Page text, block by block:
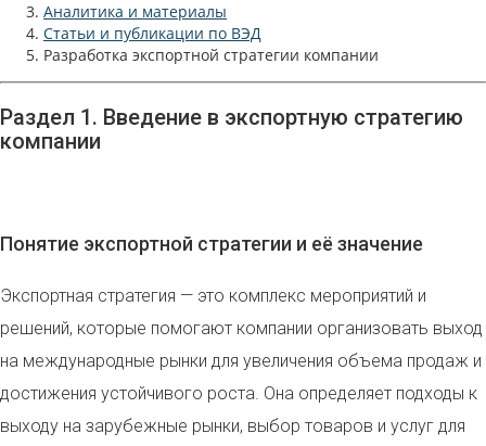
Аналитика и материалы
Статьи и публикации по ВЭД
Разработка экспортной стратегии компании
Раздел 1. Введение в экспортную стратегию
компании
Понятие экспортной стратегии и её значение
Экспортная стратегия — это комплекс мероприятий и
решений, которые помогают компании организовать выход
на международные рынки для увеличения объема продаж и
достижения устойчивого роста. Она определяет подходы к
выходу на зарубежные рынки, выбор товаров и услуг для